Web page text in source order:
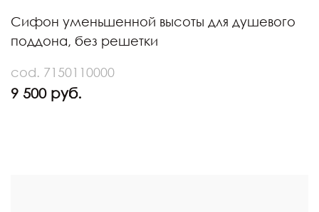
Сифон уменьшенной высоты для душевого
поддона, без решетки
cod. 7150110000
9 500 руб.